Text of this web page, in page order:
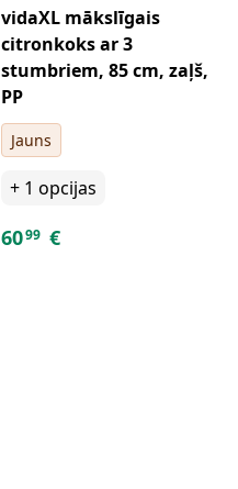
vidaXL mākslīgais
citronkoks ar 3
stumbriem, 85 cm, zaļš,
PP
Jauns
+ 1 opcijas
6099 €